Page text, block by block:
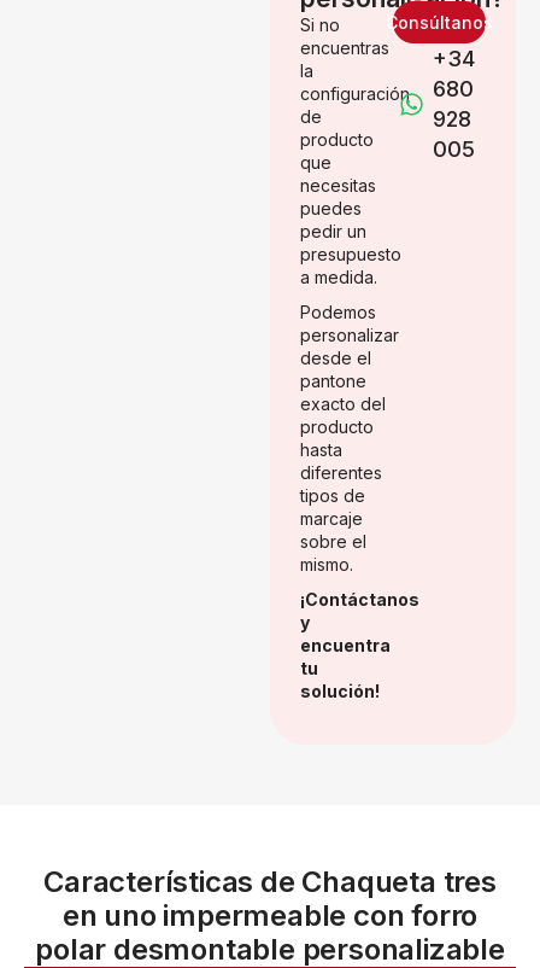
Si no
encuentras
la
configuración
de
producto
que
necesitas
puedes
pedir un
presupuesto
a medida.
Podemos
personalizar
desde el
pantone
exacto del
producto
hasta
diferentes
tipos de
marcaje
sobre el
mismo.
¡Contáctanos
y
encuentra
tu
solución!
Consúltanos
+34
680
928
005
Características de Chaqueta tres
en uno impermeable con forro
polar desmontable personalizable